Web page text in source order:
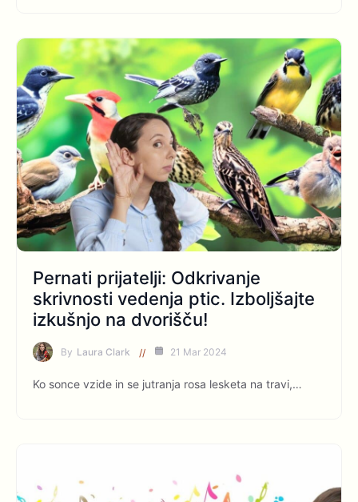
Pernati prijatelji: Odkrivanje
skrivnosti vedenja ptic. Izboljšajte
izkušnjo na dvorišču!
By Laura Clark 21 Mar 2024
Ko sonce vzide in se jutranja rosa lesketa na travi,…